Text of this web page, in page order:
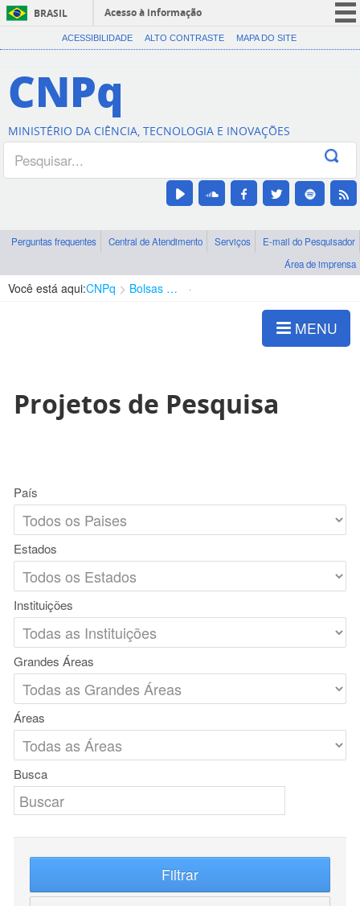
BRASIL
Acesso à informação
CORONAVÍRUS (COVID-19)
Canais
ACESSIBILIDADE ALTO CONTRASTE MAPA DO SITE
CNPq
MINISTÉRIO DA CIÊNCIA, TECNOLOGIA E INOVAÇÕES
Perguntas frequentes Central de Atendimento Serviços
E-mail do Pesquisador
Área de imprensa
Você está aqui:CNPq Bolsas e Auxílios Vigentes
MENU
Projetos de Pesquisa
País
Estados
Instituições
Grandes Áreas
Áreas
Busca
Filtrar